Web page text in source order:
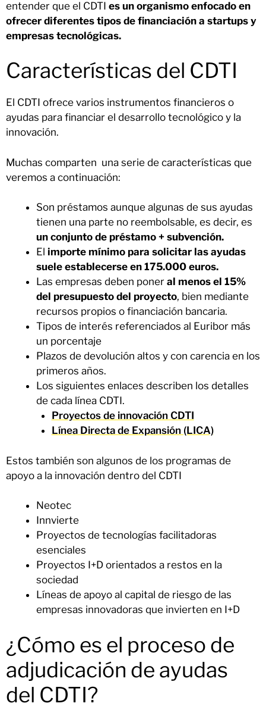
entender que el CDTI es un organismo enfocado en
ofrecer diferentes tipos de financiación a startups y
empresas tecnológicas.
Características del CDTI
El CDTI ofrece varios instrumentos financieros o
ayudas para financiar el desarrollo tecnológico y la
innovación.
Muchas comparten una serie de características que
veremos a continuación:
Son préstamos aunque algunas de sus ayudas
tienen una parte no reembolsable, es decir, es
un conjunto de préstamo + subvención.
El importe mínimo para solicitar las ayudas
suele establecerse en 175.000 euros.
Las empresas deben poner al menos el 15%
del presupuesto del proyecto, bien mediante
recursos propios o financiación bancaria.
Tipos de interés referenciados al Euribor más
un porcentaje
Plazos de devolución altos y con carencia en los
primeros años.
Los siguientes enlaces describen los detalles
de cada línea CDTI.
Proyectos de innovación CDTI
Línea Directa de Expansión (LICA)
Estos también son algunos de los programas de
apoyo a la innovación dentro del CDTI
Neotec
Innvierte
Proyectos de tecnologías facilitadoras
esenciales
Proyectos I+D orientados a restos en la
sociedad
Líneas de apoyo al capital de riesgo de las
empresas innovadoras que invierten en I+D
¿Cómo es el proceso de
adjudicación de ayudas
del CDTI?